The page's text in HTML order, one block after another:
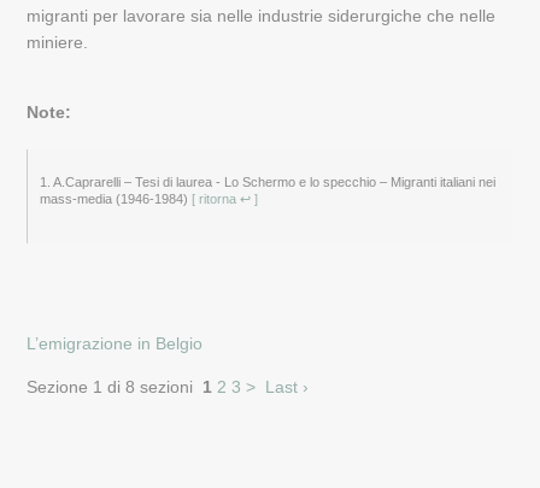
migranti per lavorare sia nelle industrie siderurgiche che nelle
miniere.
Note:
1.A.Caprarelli – Tesi di laurea - Lo Schermo e lo specchio – Migranti italiani nei
mass-media (1946-1984) [ ritorna ↩ ]
L’emigrazione in Belgio
Sezione 1 di 8 sezioni 1 2 3 > Last ›